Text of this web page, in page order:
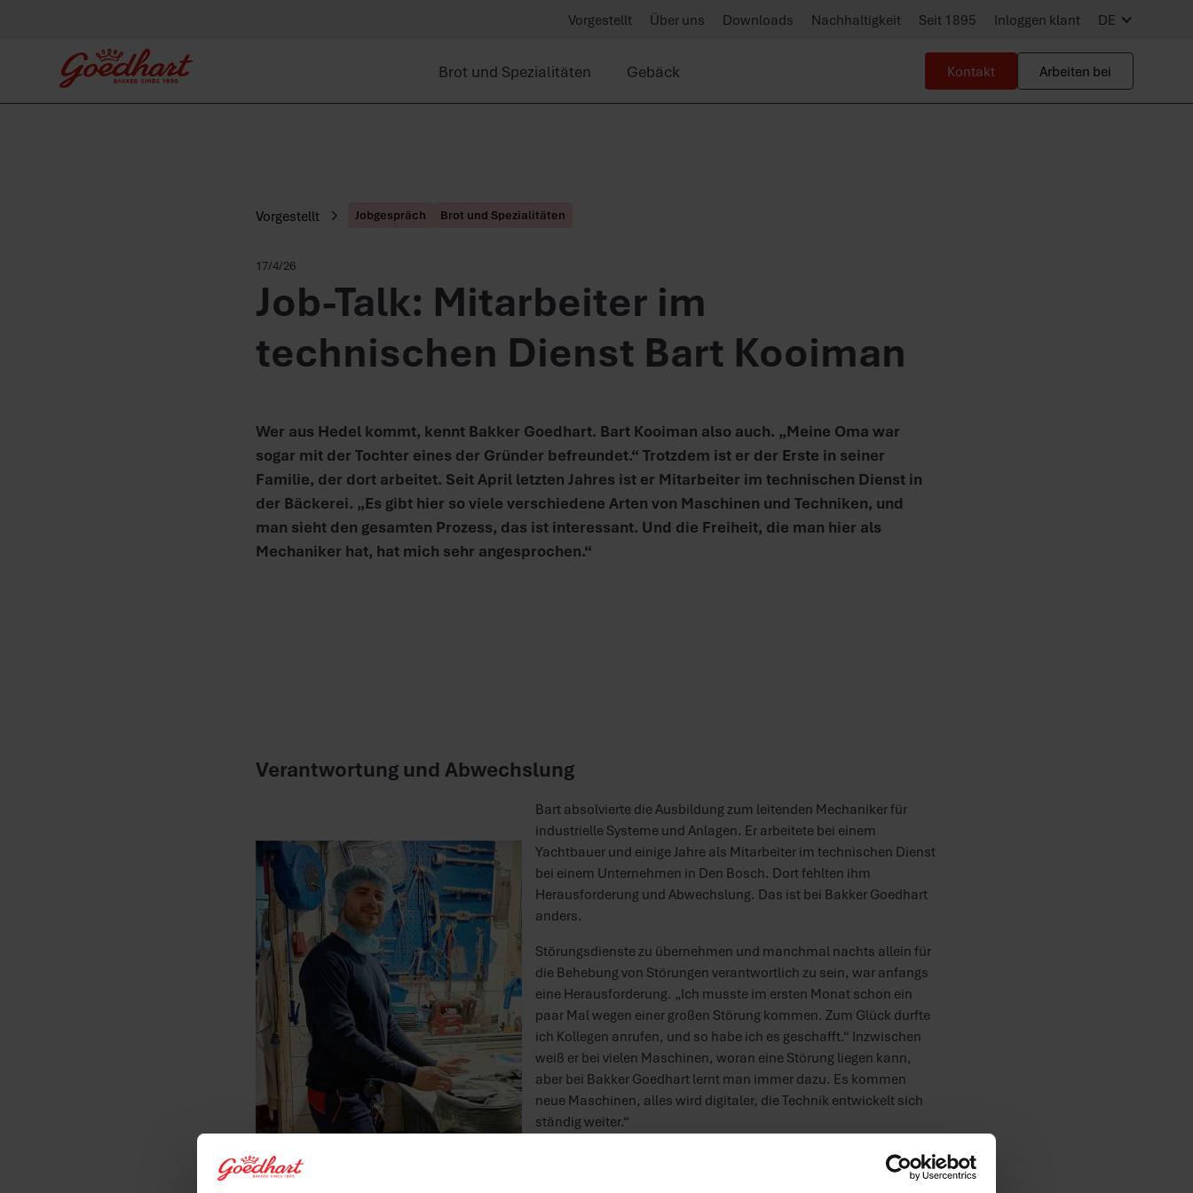
Brot und Spezialitäten Gebäck
Vorgestellt Über uns Downloads Nachhaltigkeit Seit 1895 Inloggen klant DE
Kontakt Arbeiten bei
Vorgestellt Jobgespräch Brot und Spezialitäten
17/4/26
Job-Talk: Mitarbeiter im
technischen Dienst Bart Kooiman
Wer aus Hedel kommt, kennt Bakker Goedhart. Bart Kooiman also auch. „Meine Oma war
sogar mit der Tochter eines der Gründer befreundet.“ Trotzdem ist er der Erste in seiner
Familie, der dort arbeitet. Seit April letzten Jahres ist er Mitarbeiter im technischen Dienst in
der Bäckerei. „Es gibt hier so viele verschiedene Arten von Maschinen und Techniken, und
man sieht den gesamten Prozess, das ist interessant. Und die Freiheit, die man hier als
Mechaniker hat, hat mich sehr angesprochen.“
Verantwortung und Abwechslung
Bart absolvierte die Ausbildung zum leitenden Mechaniker für
industrielle Systeme und Anlagen. Er arbeitete bei einem
Yachtbauer und einige Jahre als Mitarbeiter im technischen Dienst
bei einem Unternehmen in Den Bosch. Dort fehlten ihm
Herausforderung und Abwechslung. Das ist bei Bakker Goedhart
anders.
Störungsdienste zu übernehmen und manchmal nachts allein für
die Behebung von Störungen verantwortlich zu sein, war anfangs
eine Herausforderung. „Ich musste im ersten Monat schon ein
paar Mal wegen einer großen Störung kommen. Zum Glück durfte
ich Kollegen anrufen, und so habe ich es geschafft.“ Inzwischen
weiß er bei vielen Maschinen, woran eine Störung liegen kann,
aber bei Bakker Goedhart lernt man immer dazu. Es kommen
neue Maschinen, alles wird digitaler, die Technik entwickelt sich
ständig weiter.“